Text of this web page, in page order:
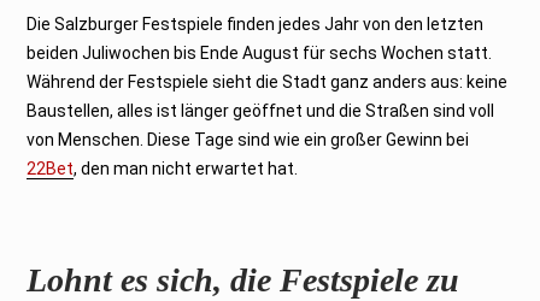
Die Salzburger Festspiele finden jedes Jahr von den letzten
beiden Juliwochen bis Ende August für sechs Wochen statt.
Während der Festspiele sieht die Stadt ganz anders aus: keine
Baustellen, alles ist länger geöffnet und die Straßen sind voll
von Menschen. Diese Tage sind wie ein großer Gewinn bei
22Bet, den man nicht erwartet hat.
Lohnt es sich, die Festspiele zu